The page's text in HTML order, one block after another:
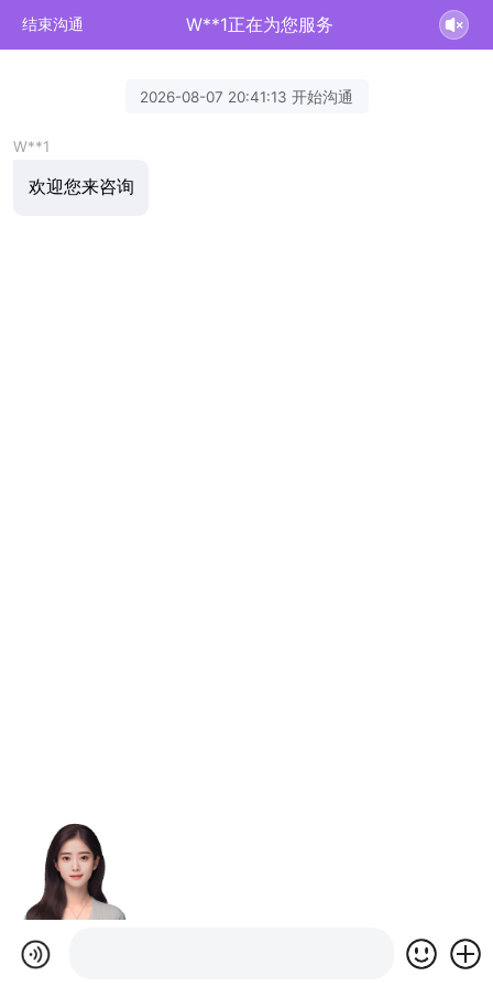
结束沟通 W**1正在为您服务
2026-08-07 20:41:13 开始沟通
W**1
欢迎您来咨询